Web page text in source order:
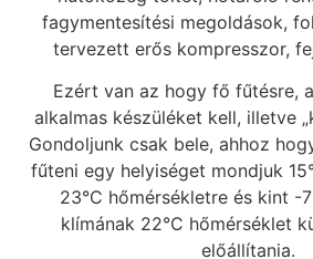
fagymentesítési megoldások,
tervezett erős kompresszor,
Ezért van az hogy fő fűtésre,
alkalmas készüléket kell, illetve
Gondoljunk csak bele, ahhoz
fűteni egy helyiséget mondjuk
23°C hőmérsékletre és kint -
klímának 22°C hőmérséklet
előállítania.